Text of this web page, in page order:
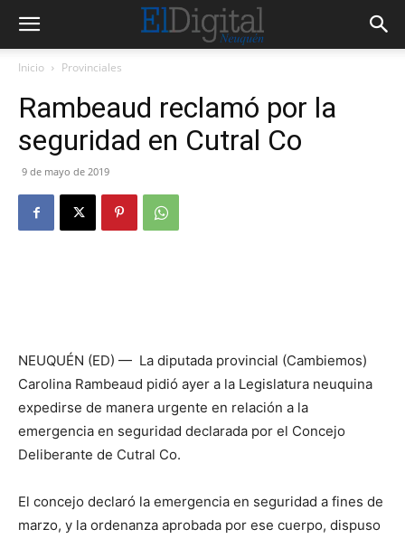
Inicio Provinciales
Rambeaud reclamó por la
seguridad en Cutral Co
9 de mayo de 2019
NEUQUÉN (ED) — La diputada provincial (Cambiemos)
Carolina Rambeaud pidió ayer a la Legislatura neuquina
expedirse de manera urgente en relación a la
emergencia en seguridad declarada por el Concejo
Deliberante de Cutral Co.
El concejo declaró la emergencia en seguridad a fines de
marzo, y la ordenanza aprobada por ese cuerpo, dispuso